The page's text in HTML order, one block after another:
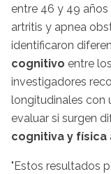
entre 46 y 49
artritis y apnea
identificaron
cognitivo entre
investigadores
longitudinales con
evaluar si surgen
cognitiva y física
"Estos resultados